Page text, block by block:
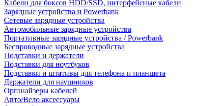
Кабели для боксов HDD/SSD, интерфейсные кабели
Зарядные устройства и Powerbank
Сетевые зарядные устройства
Автомобильные зарядные устройства
Портативные зарядные устройства / Powerbank
Беспроводные зарядные устройства
Подставки и держатели
Подставки для ноутбуков
Подставки и штативы для телефона и планшета
Держатели для наушников
Органайзеры кабелей
Авто/Вело аксессуары